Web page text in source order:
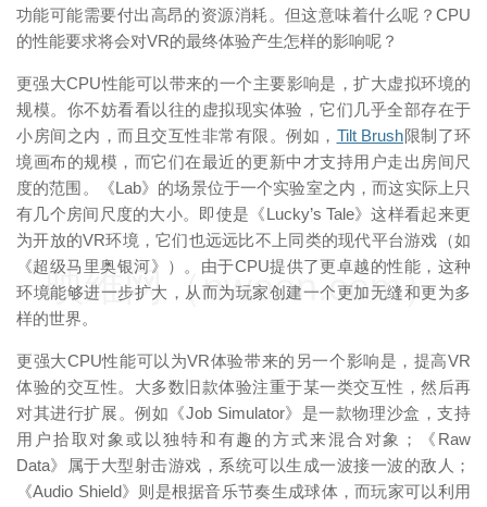
功能可能需要付出高昂的资源消耗。但这意味着什么呢？CPU
的性能要求将会对VR的最终体验产生怎样的影响呢？
更强大CPU性能可以带来的一个主要影响是，扩大虚拟环境的
规模。你不妨看看以往的虚拟现实体验，它们几乎全部存在于
小房间之内，而且交互性非常有限。例如， Tilt Brush限制了环
境画布的规模，而它们在最近的更新中才支持用户走出房间尺
度的范围。《Lab》的场景位于一个实验室之内，而这实际上只
有几个房间尺度的大小。即使是《Lucky’s Tale》这样看起来更
为开放的VR环境，它们也远远比不上同类的现代平台游戏（如
《超级马里奥银河》）。由于CPU提供了更卓越的性能，这种
环境能够进一步扩大，从而为玩家创建一个更加无缝和更为多
样的世界。
更强大CPU性能可以为VR体验带来的另一个影响是，提高VR
体验的交互性。大多数旧款体验注重于某一类交互性，然后再
对其进行扩展。例如《Job Simulator》是一款物理沙盒，支持
用户拾取对象或以独特和有趣的方式来混合对象；《Raw
Data》属于大型射击游戏，系统可以生成一波接一波的敌人；
《Audio Shield》则是根据音乐节奏生成球体，而玩家可以利用
映维网（nweon.com）